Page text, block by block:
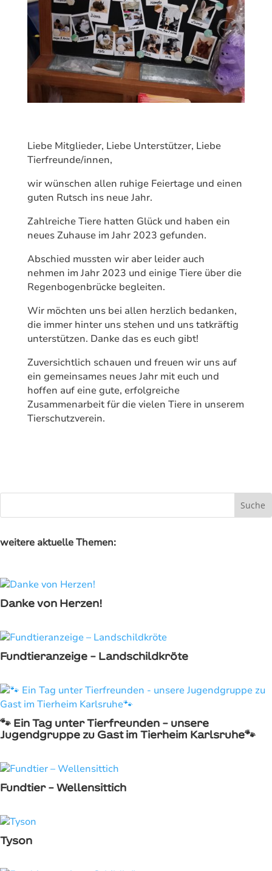
Liebe Mitglieder, Liebe Unterstützer, Liebe
Tierfreunde/innen,
wir wünschen allen ruhige Feiertage und einen
guten Rutsch ins neue Jahr.
Zahlreiche Tiere hatten Glück und haben ein
neues Zuhause im Jahr 2023 gefunden.
Abschied mussten wir aber leider auch
nehmen im Jahr 2023 und einige Tiere über die
Regenbogenbrücke begleiten.
Wir möchten uns bei allen herzlich bedanken,
die immer hinter uns stehen und uns tatkräftig
unterstützen. Danke das es euch gibt!
Zuversichtlich schauen und freuen wir uns auf
ein gemeinsames neues Jahr mit euch und
hoffen auf eine gute, erfolgreiche
Zusammenarbeit für die vielen Tiere in unserem
Tierschutzverein.
weitere aktuelle Themen:
Danke von Herzen!
Fundtieranzeige – Landschildkröte
🐾 Ein Tag unter Tierfreunden – unsere
Jugendgruppe zu Gast im Tierheim Karlsruhe🐾
Fundtier – Wellensittich
Tyson